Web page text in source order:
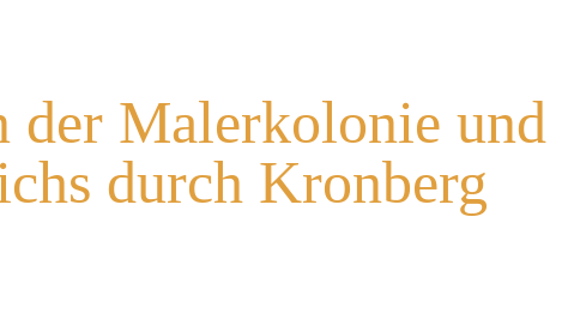
der Malerkolonie und
durch Kronberg